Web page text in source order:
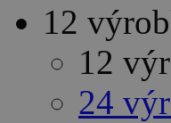
12
12
24